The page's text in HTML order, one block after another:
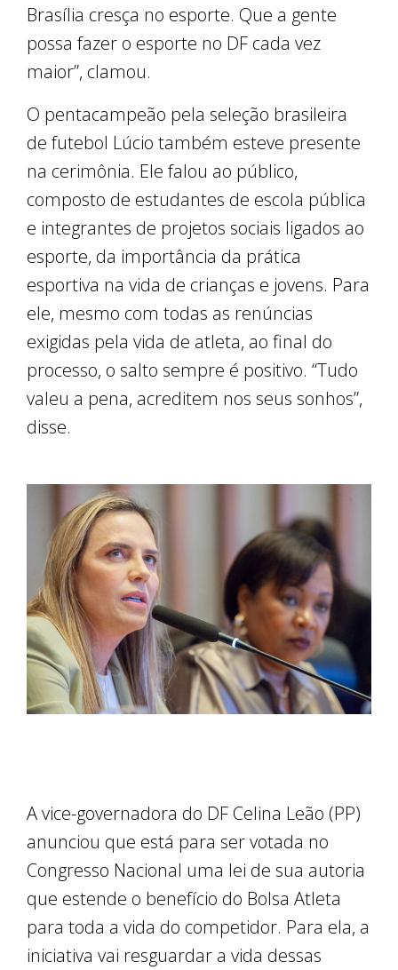
Brasília cresça no esporte. Que a gente
possa fazer o esporte no DF cada vez
maior”, clamou.
O pentacampeão pela seleção brasileira
de futebol Lúcio também esteve presente
na cerimônia. Ele falou ao público,
composto de estudantes de escola pública
e integrantes de projetos sociais ligados ao
esporte, da importância da prática
esportiva na vida de crianças e jovens. Para
ele, mesmo com todas as renúncias
exigidas pela vida de atleta, ao final do
processo, o salto sempre é positivo. “Tudo
valeu a pena, acreditem nos seus sonhos”,
disse.
A vice-governadora do DF Celina Leão (PP)
anunciou que está para ser votada no
Congresso Nacional uma lei de sua autoria
que estende o benefício do Bolsa Atleta
para toda a vida do competidor. Para ela, a
iniciativa vai resguardar a vida dessas